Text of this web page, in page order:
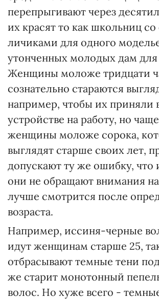
перепрыгивают через
их красят то как школьниц
личиками для одного
утонченных молодых дам для
Женщины моложе тридцати
сознательно стараются
например, чтобы их приняли
устройстве на работу, но
женщины моложе сорока,
выглядят старше своих лет,
допускают ту же ошибку, что
они не обращают внимания на
лучше смотрится после
возраста.
Например, иссиня-черные
идут женщинам старше 25,
отбрасывают темные тени под
же старит монотонный
волос. Но хуже всего -